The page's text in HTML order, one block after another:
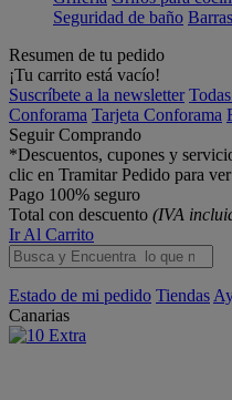
Seguridad de baño
Resumen de tu pedido
¡Tu carrito está vacío!
Suscríbete a la newsletter
Conforama Tarjeta Conforama
Seguir Comprando
*Descuentos, cupones y
clic en Tramitar Pedido para
Pago 100% seguro
Total con descuento (IVA
Ir Al Carrito
Estado de mi pedido Tiendas
Canarias